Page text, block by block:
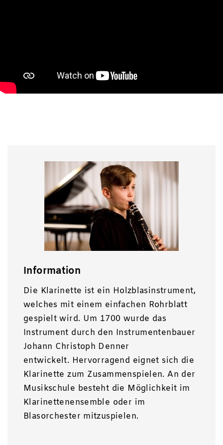
Information
Die Klarinette ist ein Holzblasinstrument,
welches mit einem einfachen Rohrblatt
gespielt wird. Um 1700 wurde das
Instrument durch den Instrumentenbauer
Johann Christoph Denner
entwickelt. Hervorragend eignet sich die
Klarinette zum Zusammenspielen. An der
Musikschule besteht die Möglichkeit im
Klarinettenensemble oder im
Blasorchester mitzuspielen.